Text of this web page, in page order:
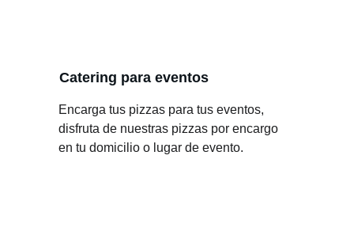
Catering para eventos
Encarga tus pizzas para tus eventos,
disfruta de nuestras pizzas por encargo
en tu domicilio o lugar de evento.